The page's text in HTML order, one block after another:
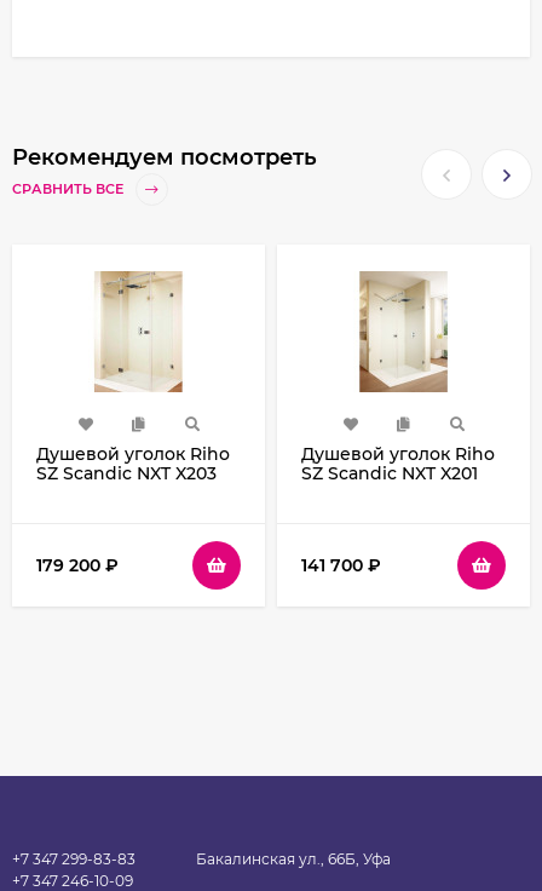
Рекомендуем посмотреть
СРАВНИТЬ ВСЕ
Душевой уголок Riho
SZ Scandic NXT X203
179 200 ₽
Душевой уголок Riho
SZ Scandic NXT X201
141 700 ₽
+7 347 299-83-83
+7 347 246-10-09
Бакалинская ул., 66Б, Уфа